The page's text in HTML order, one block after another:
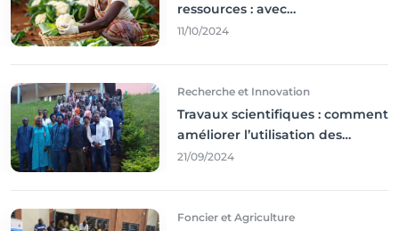
ressources : avec
l'incontournable ’agriculture
11/10/2024
Recherche et Innovation
Travaux scientifiques : comment
améliorer l’utilisation des
résultats coince
21/09/2024
Foncier et Agriculture